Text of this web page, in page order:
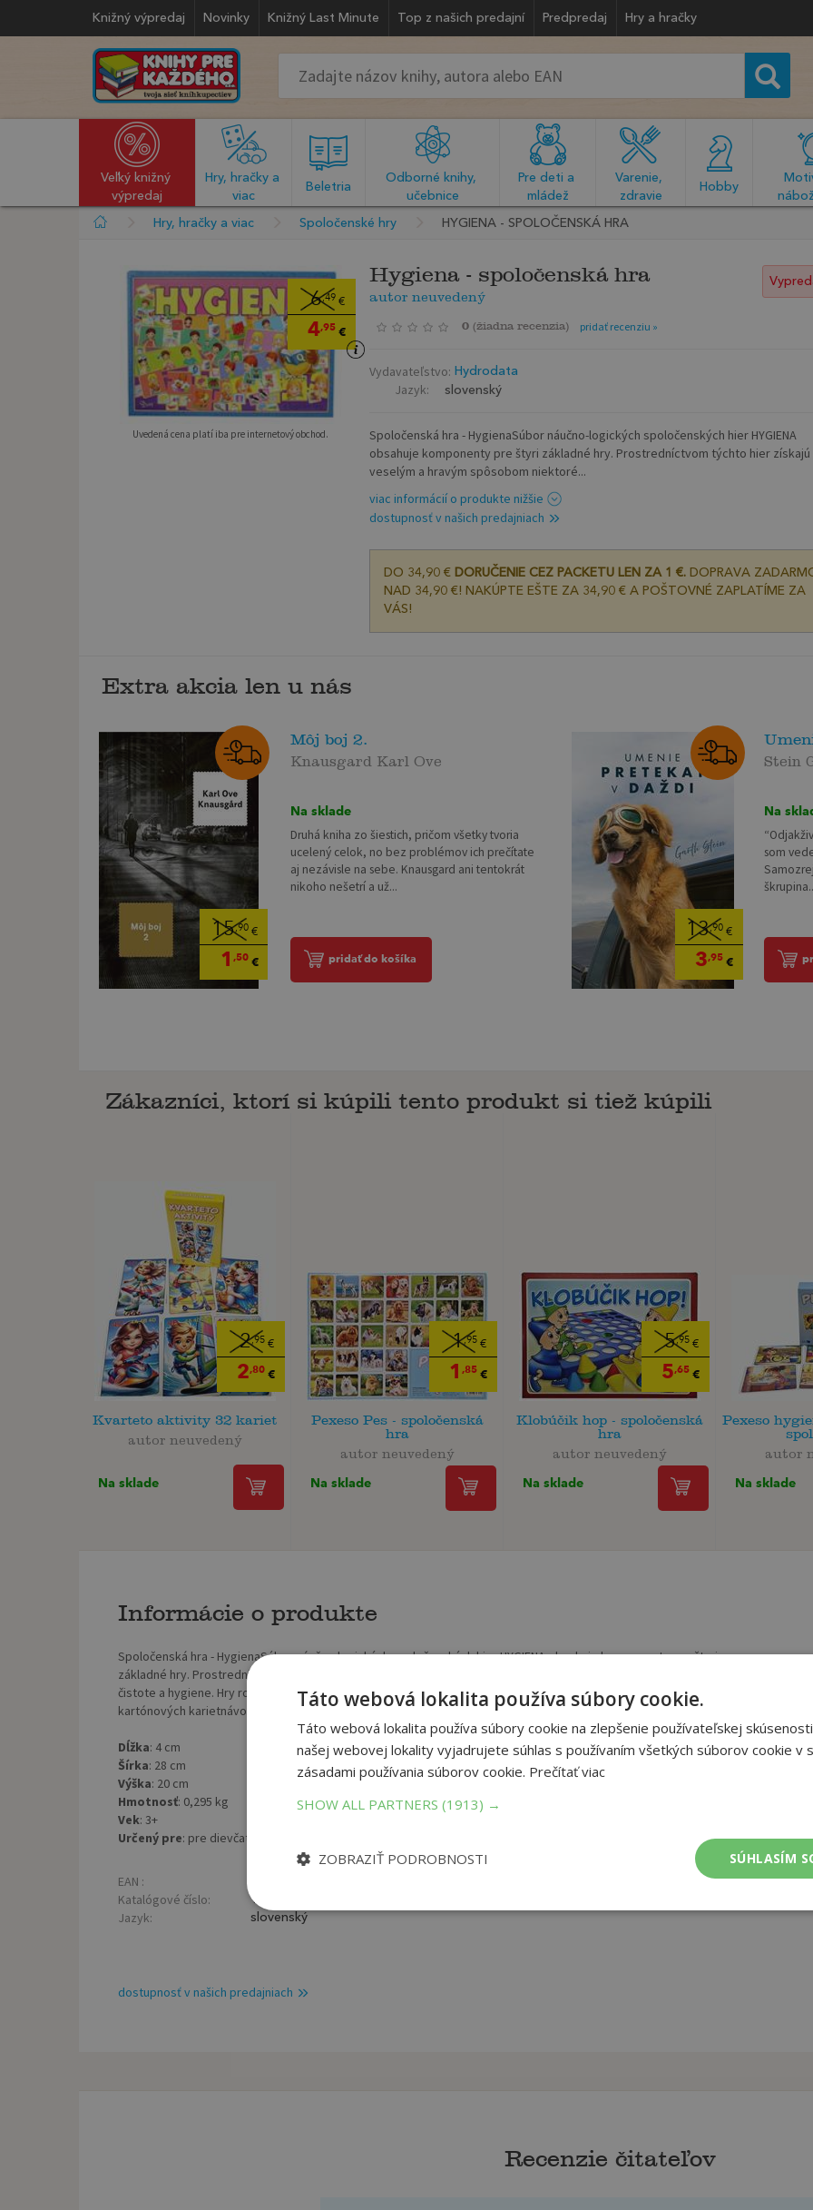
Knižný výpredaj Novinky Knižný Last Minute Top z našich predajní Predpredaj Hry a hračky
Veľký knižný
výpredaj
Hry, hračky a
viac
Beletria
Odborné knihy,
učebnice
Pre deti a
mládež
Varenie,
zdravie
Hobby
Hry, hračky a viac Spoločenské hry HYGIENA - SPOLOČENSKÁ HRA
6,49 €
4,95 €
Uvedená cena platí iba pre internetový obchod.
Hygiena - spoločenská hra
autor neuvedený
0 (žiadna recenzia) pridať recenziu »
Vydavateľstvo: Hydrodata
Jazyk: slovenský
Spoločenská hra - HygienaSúbor náučno-logických spoločenských hier HYGIENA
obsahuje komponenty pre štyri základné hry. Prostredníctvom týchto hier
veselým a hravým spôsobom niektoré...
viac informácií o produkte nižšie
dostupnosť v našich predajniach
DO 34,90 € DORUČENIE CEZ PACKETU LEN ZA 1 €.DOPRAVA
NAD 34,90 €! NAKÚPTE EŠTE ZA 34,90 € A POŠTOVNÉ ZAPLATÍME ZA
VÁS!
Extra akcia len u nás
15,90€
1 ,50€
Môj boj 2.
Knausgard Karl Ove
Na sklade
Druhá kniha zo šiestich, pričom všetky tvoria
ucelený celok, no bez problémov ich prečítate
aj nezávisle na sebe. Knausgard ani tentokrát
nikoho nešetrí a už...
pridať do košíka
13,90 €
3,95 €
Stein
Na
som
Zákazníci, ktorí si kúpili tento produkt si tiež kúpili
2,95 €
2,80 €
Kvarteto aktivity 32 kariet
autor neuvedený
Na sklade
1,95 €
1 ,85 €
Pexeso Pes - spoločenská
hra
autor neuvedený
Na sklade
5,95 €
5,65 €
Klobúčik hop - spoločenská
hra
autor neuvedený
Na sklade
Pexeso
autor
Na sklade
Informácie o produkte
Spoločenská hra - HygienaSúbor náučno-logických spoločenských hier HYGIENA obsahuje komponenty pre štyri
základné hry. Prostredníctvom týchto hier získajú deti veselým a hravým spôsobom niektoré poznatky a informácie o
čistote a hygiene. Hry rozšíri deťom vedomosti, logický úsudok a myslenie.Príslušenstvo zahŕňa:152 ks obrázkových
kartónových karietnávod ku hrám.
Dĺžka: 4 cm
Šírka: 28 cm
Výška: 20 cm
Hmotnosť: 0,295 kg
Vek: 3+
Určený pre: pre dievčatá aj chlapcov
EAN :
Katalógové číslo: 1240073
Jazyk: slovenský
dostupnosť v našich predajniach
Recenzie čitateľov
Táto webová lokalita používa súbory cookie.
Táto webová lokalita používa súbory cookie na zlepšenie používateľskej
našej webovej lokality vyjadrujete súhlas s používaním všetkých súborov cookie v
zásadami používania súborov cookie. Prečítať viac
SHOW ALL PARTNERS (1913) →
SÚHLASÍM
ZOBRAZIŤ PODROBNOSTI